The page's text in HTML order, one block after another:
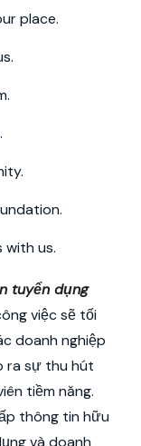
place.
us.
tuyển dụng
việc sẽ tối
doanh nghiệp
ra sự thu hút
tiềm năng.
thông tin hữu
và doanh